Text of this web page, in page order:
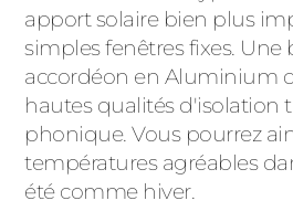
apport solaire bien plus
simples fenêtres fixes. Une
accordéon en Aluminium
hautes qualités d'isolation
phonique. Vous pourrez
températures agréables
été comme hiver.